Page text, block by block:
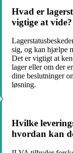
Hvad er
vigtige at vide?
sig, og kan hjælpe
Det er vigtigt at
lager eller om der
dine beslutninger
løsning.
Hvilke
hvordan kan